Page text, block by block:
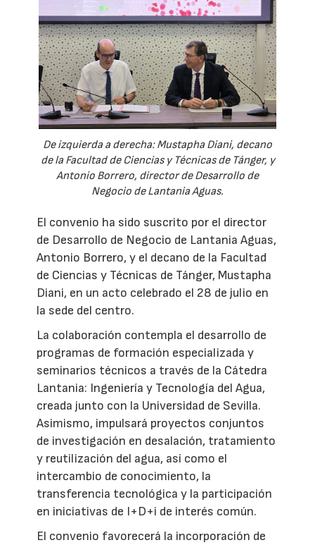
De izquierda a derecha: Mustapha Diani, decano
de la Facultad de Ciencias y Técnicas de Tánger, y
Antonio Borrero, director de Desarrollo de
Negocio de Lantania Aguas.
El convenio ha sido suscrito por el director
de Desarrollo de Negocio de Lantania Aguas,
Antonio Borrero, y el decano de la Facultad
de Ciencias y Técnicas de Tánger, Mustapha
Diani, en un acto celebrado el 28 de julio en
la sede del centro.
La colaboración contempla el desarrollo de
programas de formación especializada y
seminarios técnicos a través de la Cátedra
Lantania: Ingeniería y Tecnología del Agua,
creada junto con la Universidad de Sevilla.
Asimismo, impulsará proyectos conjuntos
de investigación en desalación, tratamiento
y reutilización del agua, así como el
intercambio de conocimiento, la
transferencia tecnológica y la participación
en iniciativas de I+D+i de interés común.
El convenio favorecerá la incorporación de